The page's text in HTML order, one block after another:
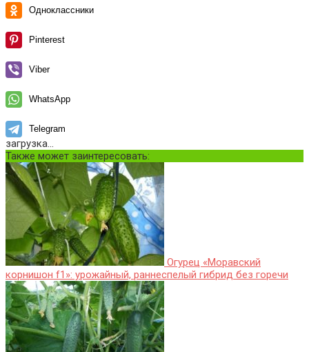
Одноклассники
Pinterest
Viber
WhatsApp
Telegram
загрузка...
Также может заинтересовать:
Огурец «Моравский
корнишон f1»: урожайный, раннеспелый гибрид без горечи